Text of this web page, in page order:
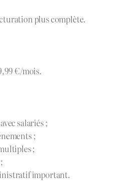
plus complète.
€/mois.
salariés ;
;
;
important.